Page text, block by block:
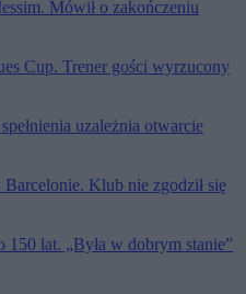
Mówił o zakończeniu
Cup. Trener gości wyrzucony
uzależnia otwarcie
Klub nie zgodził się
lat. „Była w dobrym stanie”